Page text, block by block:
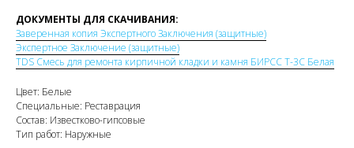
ДОКУМЕНТЫ ДЛЯ СКАЧИВАНИЯ:
Заверенная копия Экспертного Заключения (защитные)
Экспертное Заключение (защитные)
TDS Смесь для ремонта кирпичной кладки и камня БИРСС Т-3С Белая
Цвет: Белые
Специальные: Реставрация
Состав: Известково-гипсовые
Тип работ: Наружные